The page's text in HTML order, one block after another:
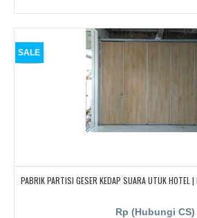
SALE
PABRIK PARTISI GESER KEDAP SUARA UTUK HOTEL |
Rp (Hubungi CS)